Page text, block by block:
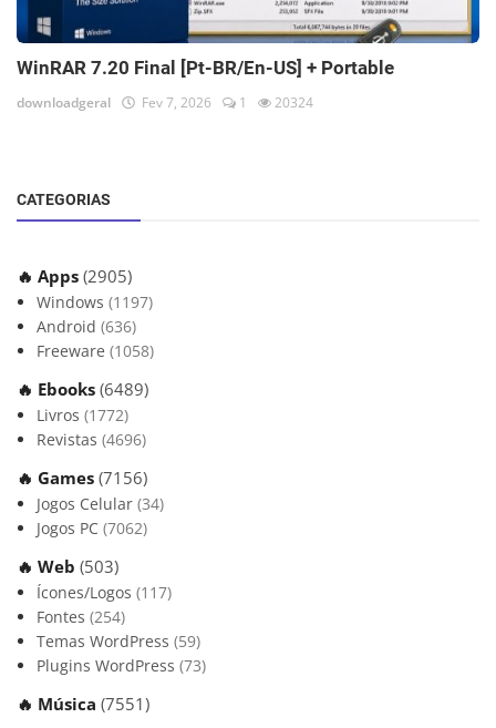
WinRAR 7.20 Final [Pt-BR/En-US] + Portable
downloadgeral Fev 7, 2026 1 20324
CATEGORIAS
🔥 Apps (2905)
Windows (1197)
Android (636)
Freeware (1058)
🔥 Ebooks (6489)
Livros (1772)
Revistas (4696)
🔥 Games (7156)
Jogos Celular (34)
Jogos PC (7062)
🔥 Web (503)
Ícones/Logos (117)
Fontes (254)
Temas WordPress (59)
Plugins WordPress (73)
🔥 Música (7551)